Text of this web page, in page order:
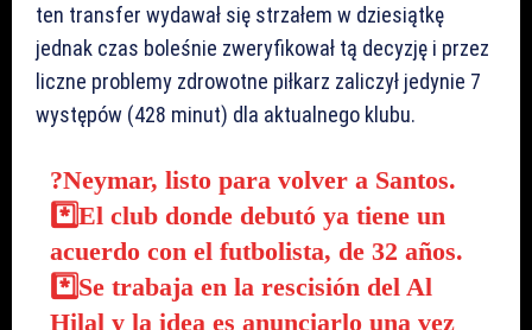
ten transfer wydawał się strzałem w dziesiątkę
jednak czas boleśnie zweryfikował tą decyzję i przez
liczne problemy zdrowotne piłkarz zaliczył jedynie 7
występów (428 minut) dla aktualnego klubu.
?Neymar, listo para volver a Santos.
*️⃣El club donde debutó ya tiene un
acuerdo con el futbolista, de 32 años.
*️⃣Se trabaja en la rescisión del Al
Hilal y la idea es anunciarlo una vez